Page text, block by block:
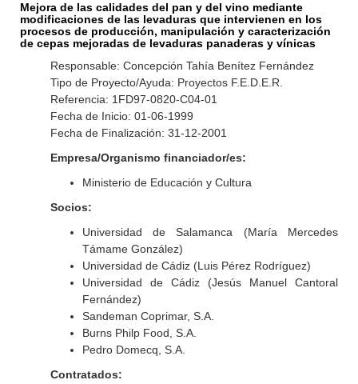
Mejora de las calidades del pan y del vino mediante
modificaciones de las levaduras que intervienen en los
procesos de producción, manipulación y caracterización
de cepas mejoradas de levaduras panaderas y vínicas
Responsable: Concepción Tahía Benítez Fernández
Tipo de Proyecto/Ayuda: Proyectos F.E.D.E.R.
Referencia: 1FD97-0820-C04-01
Fecha de Inicio: 01-06-1999
Fecha de Finalización: 31-12-2001
Empresa/Organismo financiador/es:
Ministerio de Educación y Cultura
Socios:
Universidad de Salamanca (María Mercedes
Támame González)
Universidad de Cádiz (Luis Pérez Rodríguez)
Universidad de Cádiz (Jesús Manuel Cantoral
Fernández)
Sandeman Coprimar, S.A.
Burns Philp Food, S.A.
Pedro Domecq, S.A.
Contratados: